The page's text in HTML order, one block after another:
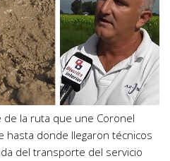
la ruta que une Coronel
hasta donde llegaron técnicos
del transporte del servicio